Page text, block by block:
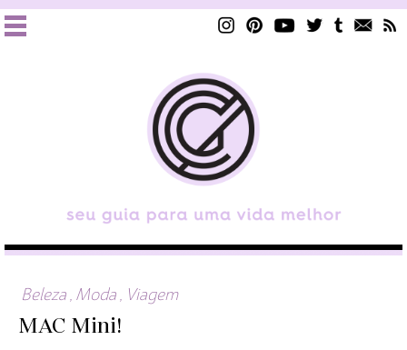
Beleza Moda Viagem
MAC Mini!